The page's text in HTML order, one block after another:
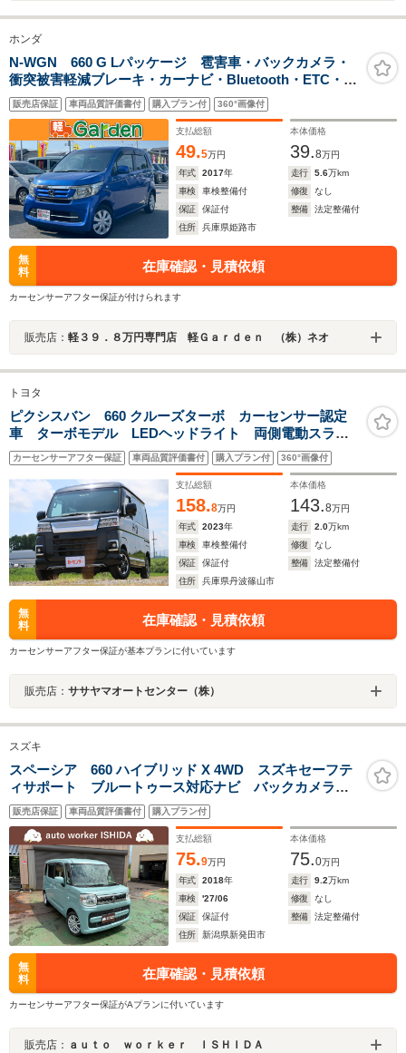
ホンダ
N-WGN 660 G Lパッケージ 雹害車・バックカメラ・
衝突被害軽減ブレーキ・カーナビ・Bluetooth・ETC・
CD/DVD再生・スマートキー&プッシュスタート・ベンチ
シート・ルームクリーニング
販売店保証 車両品質評価書付 購入プラン付 360°画像付
支払総額
49.5万円
本体価格
39.8万円
年式
2017年 走行 5.6万km
車検
車検整備付 修復
なし
保証
保証付 整備
法定整備付
住所
兵庫県姫路市
無
料
在庫確認・見積依頼
カーセンサーアフター保証が付けられます
販売店： 軽３９．８万円専門店 軽Ｇａｒｄｅｎ （株）ネオ
トヨタ
ピクシスバン 660 クルーズターボ カーセンサー認定
車 ターボモデル LEDヘッドライト 両側電動スライ
ドドア 純正ナビ Bluetooth Bカメラ ETC2.0
カーセンサーアフター保証 車両品質評価書付 購入プラン付 360°画像付
支払総額
158.8万円
本体価格
143.8万円
年式
2023年 走行 2.0万km
車検
車検整備付 修復
なし
保証
保証付 整備
法定整備付
住所
兵庫県丹波篠山市
無
料
在庫確認・見積依頼
カーセンサーアフター保証が基本プランに付いています
販売店： ササヤマオートセンター（株）
スズキ
スペーシア 660 ハイブリッド X 4WD スズキセーフテ
ィサポート ブルートゥース対応ナビ バックカメラ
スマートキー 両側電動スライドドア シートヒーター
販売店保証 車両品質評価書付 購入プラン付
支払総額
75.9万円
本体価格
75.0万円
年式
2018年 走行 9.2万km
車検
'27/06 修復
なし
保証
保証付 整備
法定整備付
住所
新潟県新発田市
無
料
在庫確認・見積依頼
カーセンサーアフター保証がAプランに付いています
販売店： ａｕｔｏ ｗｏｒｋｅｒ ＩＳＨＩＤＡ